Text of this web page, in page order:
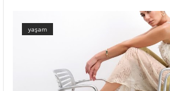
yaşam